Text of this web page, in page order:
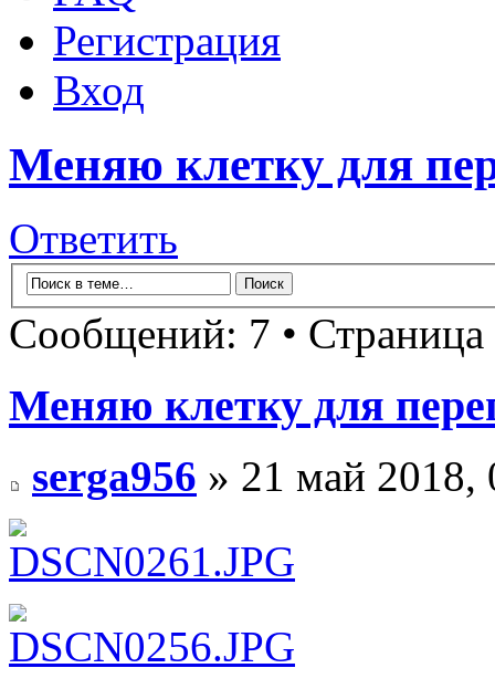
Регистрация
Вход
Меняю клетку для
Ответить
Сообщений: 7 • Страница
Меняю клетку для
serga956 » 21 май 2018,